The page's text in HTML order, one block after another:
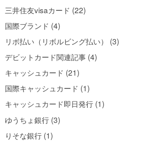
三井住友visaカード (22)
国際ブランド (4)
リボ払い（リボルビング払い） (3)
デビットカード関連記事 (4)
キャッシュカード (21)
国際キャッシュカード (1)
キャッシュカード即日発行 (1)
ゆうちょ銀行 (3)
りそな銀行 (1)